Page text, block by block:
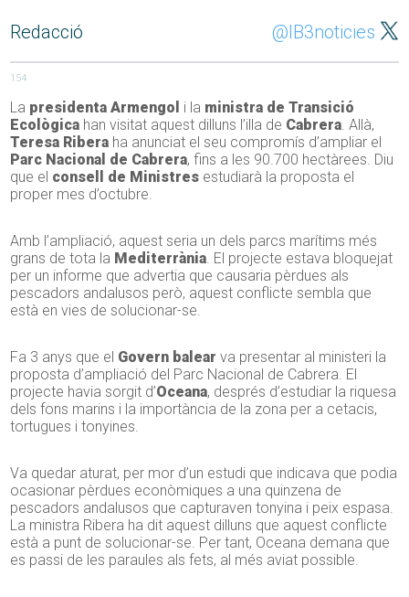
Redacció @IB3noticies
154
La presidenta Armengol i la ministra de Transició
Ecològica han visitat aquest dilluns l’illa de Cabrera. Allà,
Teresa Ribera ha anunciat el seu compromís d’ampliar el
Parc Nacional de Cabrera, fins a les 90.700 hectàrees. Diu
que el consell de Ministres estudiarà la proposta el
proper mes d’octubre.
Amb l’ampliació, aquest seria un dels parcs marítims més
grans de tota la Mediterrània. El projecte estava bloquejat
per un informe que advertia que causaria pèrdues als
pescadors andalusos però, aquest conflicte sembla que
està en vies de solucionar-se.
Fa 3 anys que el Govern balear va presentar al ministeri la
proposta d’ampliació del Parc Nacional de Cabrera. El
projecte havia sorgit d’Oceana, després d’estudiar la riquesa
dels fons marins i la importància de la zona per a cetacis,
tortugues i tonyines.
Va quedar aturat, per mor d’un estudi que indicava que podia
ocasionar pèrdues econòmiques a una quinzena de
pescadors andalusos que capturaven tonyina i peix espasa.
La ministra Ribera ha dit aquest dilluns que aquest conflicte
està a punt de solucionar-se. Per tant, Oceana demana que
es passi de les paraules als fets, al més aviat possible.